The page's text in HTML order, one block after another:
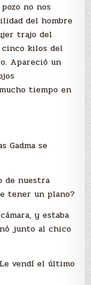
no nos
del hombre
trajo del
cinco kilos del
Apareció un
tiempo en
Gadma se
de nuestra
tener un plano?
y estaba
junto al chico
vendí el último